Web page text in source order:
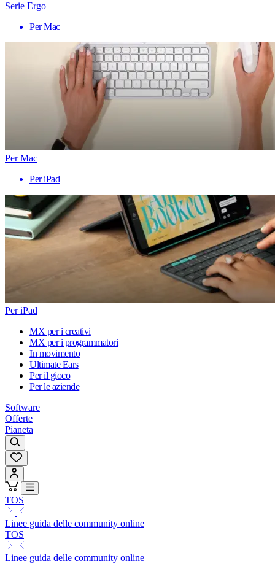
Serie Ergo
Per Mac
Per Mac
Per iPad
Per iPad
MX per i creativi
MX per i programmatori
In movimento
Ultimate Ears
Per il gioco
Per le aziende
Software
Offerte
Pianeta
TOS
Linee guida delle community online
TOS
Linee guida delle community online